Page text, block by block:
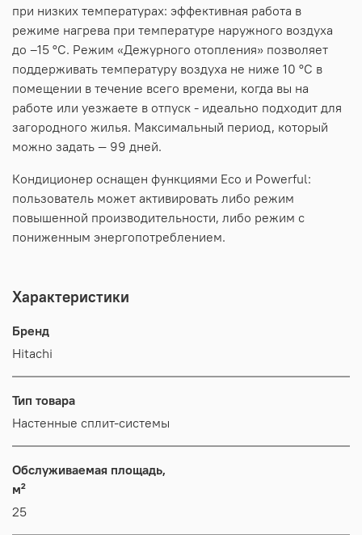
при низких температурах: эффективная работа в
режиме нагрева при температуре наружного воздуха
до –15 °C. Режим «Дежурного отопления» позволяет
поддерживать температуру воздуха не ниже 10 °C в
помещении в течение всего времени, когда вы на
работе или уезжаете в отпуск - идеально подходит для
загородного жилья. Максимальный период, который
можно задать — 99 дней.
Кондиционер оснащен функциями Eco и Powerful:
пользователь может активировать либо режим
повышенной производительности, либо режим с
пониженным энергопотреблением.
Характеристики
Бренд
Hitachi
Тип товара
Настенные сплит-системы
Обслуживаемая площадь,
м²
25